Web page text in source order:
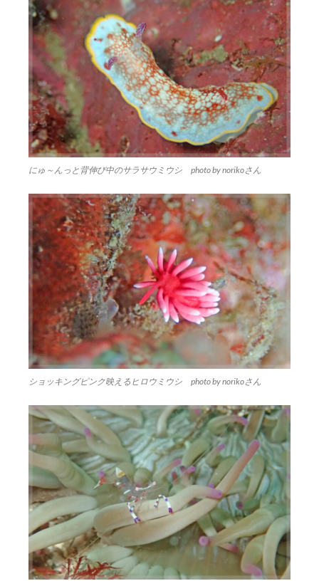
にゅ～んっと背伸び中のサラサウミウシ photo by norikoさん
ショッキングピンク映えるヒロウミウシ photo by norikoさん